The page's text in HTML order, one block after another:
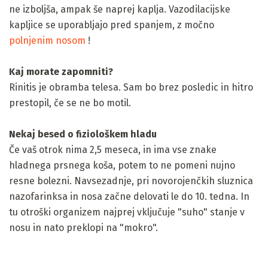
ne izboljša, ampak še naprej kaplja. Vazodilacijske
kapljice se uporabljajo pred spanjem, z močno
polnjenim nosom !
Kaj morate zapomniti?
Rinitis je obramba telesa. Sam bo brez posledic in hitro
prestopil, če se ne bo motil.
Nekaj ​​besed o fiziološkem hladu
Če vaš otrok nima 2,5 meseca, in ima vse znake
hladnega prsnega koša, potem to ne pomeni nujno
resne bolezni. Navsezadnje, pri novorojenčkih sluznica
nazofarinksa in nosa začne delovati le do 10. tedna. In
tu otroški organizem najprej vključuje "suho" stanje v
nosu in nato preklopi na "mokro".